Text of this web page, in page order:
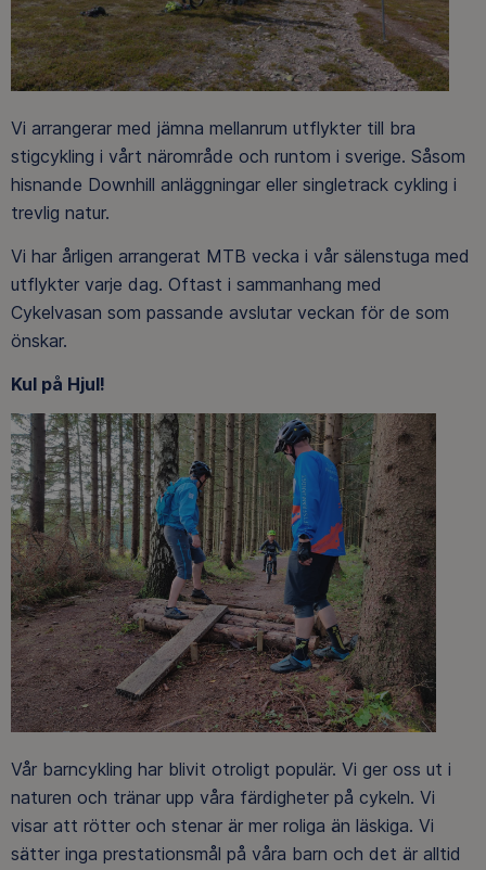
Vi arrangerar med jämna mellanrum utflykter till bra
stigcykling i vårt närområde och runtom i sverige. Såsom
hisnande Downhill anläggningar eller singletrack cykling i
trevlig natur.
Vi har årligen arrangerat MTB vecka i vår sälenstuga med
utflykter varje dag. Oftast i sammanhang med
Cykelvasan som passande avslutar veckan för de som
önskar.
Kul på Hjul!
Vår barncykling har blivit otroligt populär. Vi ger oss ut i
naturen och tränar upp våra färdigheter på cykeln. Vi
visar att rötter och stenar är mer roliga än läskiga. Vi
sätter inga prestationsmål på våra barn och det är alltid